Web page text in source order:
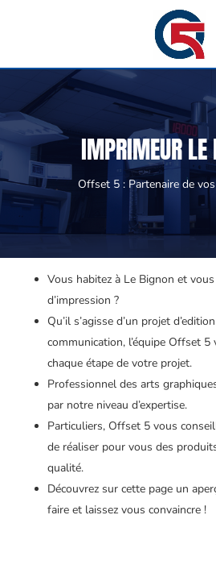
IMPRIMEUR LE
Offset 5 : Partenaire de
Vous habitez à Le Bignon et
d’impression ?
Qu’il s’agisse d’un projet
communication, l’équipe Offset 5
chaque étape de votre projet.
Professionnel des arts
par notre niveau d’expertise.
Particuliers, Offset 5 vous
de réaliser pour vous des
qualité.
Découvrez sur cette page un
faire et laissez vous convaincre !